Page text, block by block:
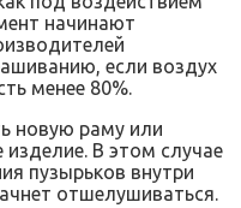
начинают
если воздух
менее 80%.
новую раму или
В этом случае
пузырьков внутри
отшелушиваться.